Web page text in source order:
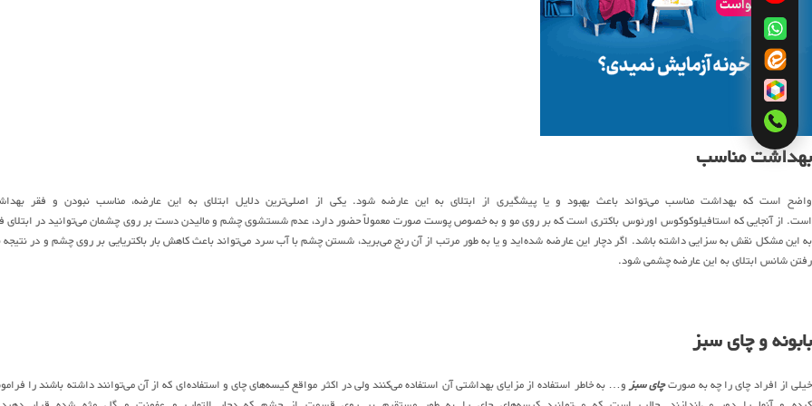
بهداشت مناسب
واضح است که بهداشت مناسب می‌تواند باعث بهبود و یا پیشگیری از ابتلای به این عارضه شود. یکی از اصلی‌ترین دلایل ابتلای به این عارضه، مناسب نبودن و فقر
است. از آنجایی که استافیلوکوکوس اورئوس باکتری است که بر روی مو و به خصوص پوست صورت معمولاً حضور دارد، عدم شستشوی چشم و مالیدن دست بر روی چشمان می‌توانید در ابتلای
به این مشکل نقش به سزایی داشته باشد. اگر دچار این عارضه شده‌اید و یا به طور مرتب از آن رنج می‌برید، شستن چشم با آب سرد می‌تواند باعث کاهش بار باکتریایی بر روی چشم و در نتیجه
رفتن شانس ابتلای به این عارضه چشمی شود.
بابونه و چای سبز
خیلی از افراد چای را چه به صورتچای سبزو… به خاطر استفاده از مزایای بهداشتی آن استفاده می‌کنند ولی در اکثر مواقع کیسه‌های چای و استفاده‌ای که از آن می‌توانند داشته باشند را